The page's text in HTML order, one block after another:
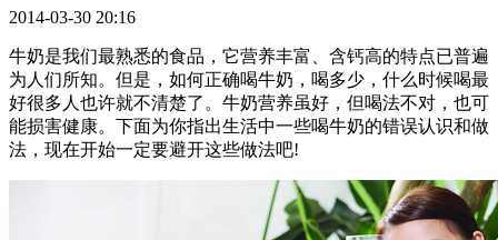
2014-03-30 20:16
牛奶是我们最熟悉的食品，它营养丰富、含钙高的特点已普遍
为人们所知。但是，如何正确喝牛奶，喝多少，什么时候喝最
好很多人也许就不清楚了。牛奶营养虽好，但喝法不对，也可
能损害健康。下面为你指出生活中一些喝牛奶的错误认识和做
法，现在开始一定要避开这些做法吧!